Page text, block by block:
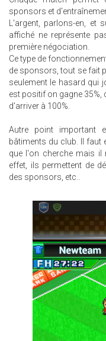
sponsors et
L'argent, parlons-en, et
affiché ne représente
première négociation.
Ce type de
de sponsors, tout se fait
seulement le hasard qui
est positif on gagne 35%,
d'arriver à 100%.
Autre point important
bâtiments du club. Il faut
que l'on cherche mais il
effet, ils permettent de
des sponsors, etc..